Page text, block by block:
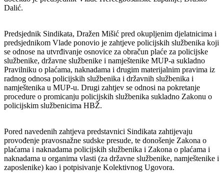
Dalić.
Predsjednik Sindikata, Dražen Mišić pred okupljenim djelatnicima i
predsjednikom Vlade ponovio je zahtjeve policijskih službenika koji
se odnose na utvrđivanje osnovice za obračun plaće za policijske
službenike, državne službenike i namještenike MUP-a sukladno
Pravilniku o plaćama, naknadama i drugim materijalnim pravima iz
radnog odnosa policijskih službenika i državnih službenika i
namještenika u MUP-u. Drugi zahtjev se odnosi na pokretanje
procedure o promicanju policijskih službenika sukladno Zakonu o
policijskim službenicima HBŽ.
Pored navedenih zahtjeva predstavnici Sindikata zahtijevaju
provođenje pravosnažne sudske presude, te donošenje Zakona o
plaćama i naknadama policijskih službenika i Zakona o plaćama i
naknadama u organima vlasti (za državne službenike, namještenike i
zaposlenike) kao i potpisivanje Kolektivnog Ugovora.